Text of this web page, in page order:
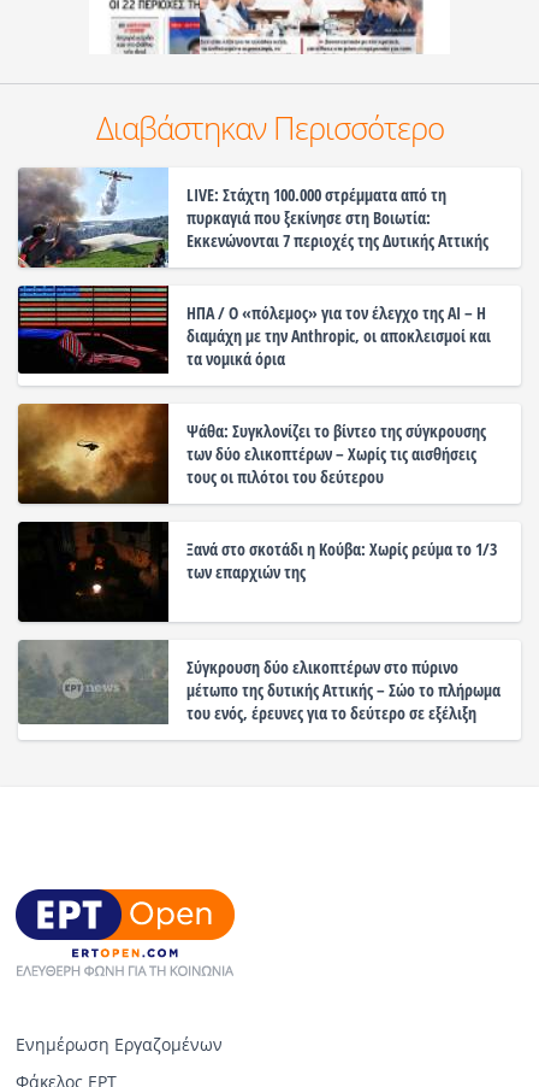
Διαβάστηκαν Περισσότερο
LIVE: Στάχτη 100.000 στρέμματα από τη
πυρκαγιά που ξεκίνησε στη Βοιωτία:
Εκκενώνονται 7 περιοχές της Δυτικής Αττικής
ΗΠΑ / Ο «πόλεμος» για τον έλεγχο της ΑΙ – Η
διαμάχη με την Anthropic, οι αποκλεισμοί και
τα νομικά όρια
Ψάθα: Συγκλονίζει το βίντεο της σύγκρουσης
των δύο ελικοπτέρων – Χωρίς τις αισθήσεις
τους οι πιλότοι του δεύτερου
Ξανά στο σκοτάδι η Κούβα: Χωρίς ρεύμα το 1/3
των επαρχιών της
Σύγκρουση δύο ελικοπτέρων στο πύρινο
μέτωπο της δυτικής Αττικής – Σώο το πλήρωμα
του ενός, έρευνες για το δεύτερο σε εξέλιξη
Ενημέρωση Εργαζομένων
Φάκελος ΕΡΤ